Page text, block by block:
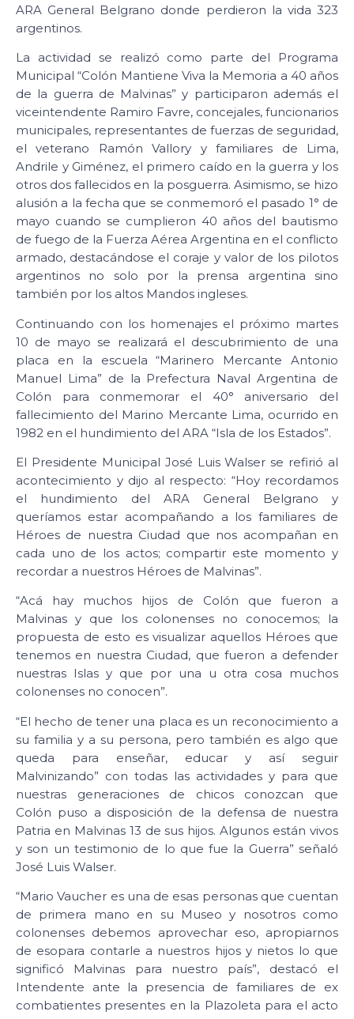
ARA General Belgrano donde perdieron la vida 323
argentinos.
La actividad se realizó como parte del Programa
Municipal “Colón Mantiene Viva la Memoria a 40 años
de la guerra de Malvinas” y participaron además el
viceintendente Ramiro Favre, concejales, funcionarios
municipales, representantes de fuerzas de seguridad,
el veterano Ramón Vallory y familiares de Lima,
Andrile y Giménez, el primero caído en la guerra y los
otros dos fallecidos en la posguerra. Asimismo, se hizo
alusión a la fecha que se conmemoró el pasado 1° de
mayo cuando se cumplieron 40 años del bautismo
de fuego de la Fuerza Aérea Argentina en el conflicto
armado, destacándose el coraje y valor de los pilotos
argentinos no solo por la prensa argentina sino
también por los altos Mandos ingleses.
Continuando con los homenajes el próximo martes
10 de mayo se realizará el descubrimiento de una
placa en la escuela “Marinero Mercante Antonio
Manuel Lima” de la Prefectura Naval Argentina de
Colón para conmemorar el 40° aniversario del
fallecimiento del Marino Mercante Lima, ocurrido en
1982 en el hundimiento del ARA “Isla de los Estados”.
El Presidente Municipal José Luis Walser se refirió al
acontecimiento y dijo al respecto: “Hoy recordamos
el hundimiento del ARA General Belgrano y
queríamos estar acompañando a los familiares de
Héroes de nuestra Ciudad que nos acompañan en
cada uno de los actos; compartir este momento y
recordar a nuestros Héroes de Malvinas”.
“Acá hay muchos hijos de Colón que fueron a
Malvinas y que los colonenses no conocemos; la
propuesta de esto es visualizar aquellos Héroes que
tenemos en nuestra Ciudad, que fueron a defender
nuestras Islas y que por una u otra cosa muchos
colonenses no conocen”.
“El hecho de tener una placa es un reconocimiento a
su familia y a su persona, pero también es algo que
queda para enseñar, educar y así seguir
Malvinizando” con todas las actividades y para que
nuestras generaciones de chicos conozcan que
Colón puso a disposición de la defensa de nuestra
Patria en Malvinas 13 de sus hijos. Algunos están vivos
y son un testimonio de lo que fue la Guerra” señaló
José Luis Walser.
“Mario Vaucher es una de esas personas que cuentan
de primera mano en su Museo y nosotros como
colonenses debemos aprovechar eso, apropiarnos
de esopara contarle a nuestros hijos y nietos lo que
significó Malvinas para nuestro país”, destacó el
Intendente ante la presencia de familiares de ex
combatientes presentes en la Plazoleta para el acto